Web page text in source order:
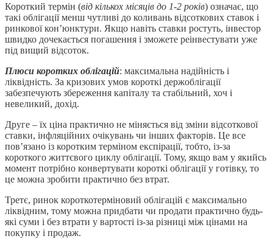
Короткий термін (від кількох місяців до 1-2 років) означає, що
такі облігації менш чутливі до коливань відсоткових ставок і
ринкової кон’юнктури. Якщо навіть ставки ростуть, інвестор
швидко дочекається погашення і зможете реінвестувати уже
під вищий відсоток.
Плюси коротких облігацій: максимальна надійність і
ліквідність. За кризових умов короткі держоблігації
забезпечують збереження капіталу та стабільний, хоч і
невеликий, дохід.
Друге – їх ціна практично не міняється від зміни відсоткової
ставки, інфляційних очікувань чи інших факторів. Це все
пов’язано із коротким терміном експірації, тобто, із-за
короткого життєвого циклу облігації. Тому, якщо вам у якийсь
момент потрібно конвертувати короткі облігації у готівку, то
це можна зробити практично без втрат.
Третє, ринок короткотерміновий облігацій є максимально
ліквідним, тому можна придбати чи продати практично будь-
які суми і без втрати у вартості із-за різниці між цінами на
покупку і продаж.